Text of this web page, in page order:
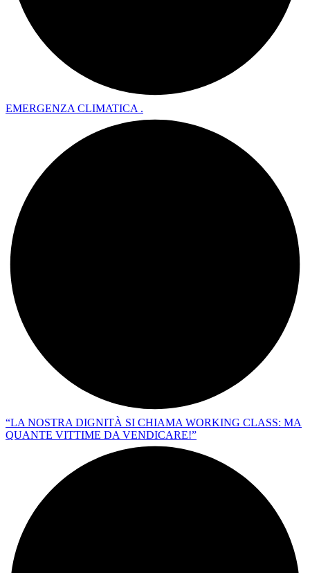
EMERGENZA CLIMATICA .
“LA NOSTRA DIGNITÀ SI CHIAMA WORKING CLASS: MA
QUANTE VITTIME DA VENDICARE!”